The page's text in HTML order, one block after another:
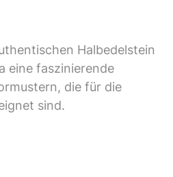
Halbedelstein
eine faszinierende
die für die
sind.